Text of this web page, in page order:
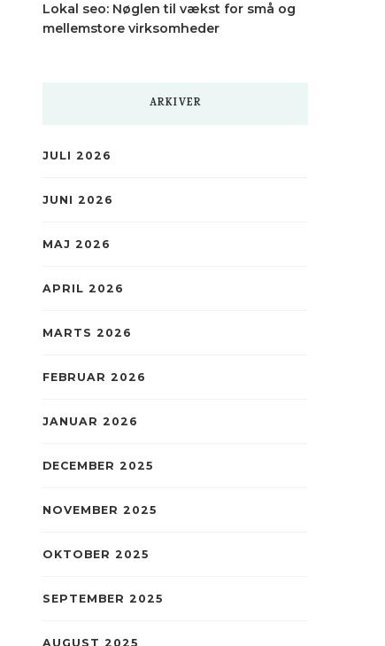
Lokal seo: Nøglen til vækst for små og
mellemstore virksomheder
ARKIVER
JULI 2026
JUNI 2026
MAJ 2026
APRIL 2026
MARTS 2026
FEBRUAR 2026
JANUAR 2026
DECEMBER 2025
NOVEMBER 2025
OKTOBER 2025
SEPTEMBER 2025
AUGUST 2025